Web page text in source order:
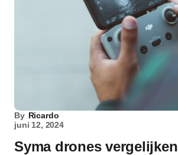
By Ricardo
juni 12, 2024
Syma drones vergelijken